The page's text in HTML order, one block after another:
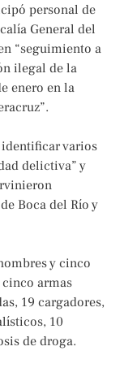
personal de
General del
“seguimiento a
ilegal de la
enero en la
varios
delictiva” y
Boca del Río y
y cinco
armas
19 cargadores,
10
de droga.